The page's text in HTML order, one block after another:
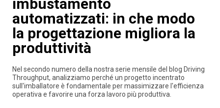
imbustamento
automatizzati: in che modo
la progettazione migliora la
produttività
Nel secondo numero della nostra serie mensile del blog Driving
Throughput, analizziamo perché un progetto incentrato
sull'imballatore è fondamentale per massimizzare l'efficienza
operativa e favorire una forza lavoro più produttiva.